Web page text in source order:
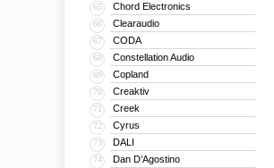
65 Chord Electronics
66 Clearaudio
67 CODA
68 Constellation Audio
69 Copland
70 Creaktiv
71 Creek
72 Cyrus
73 DALI
74 Dan D’Agostino